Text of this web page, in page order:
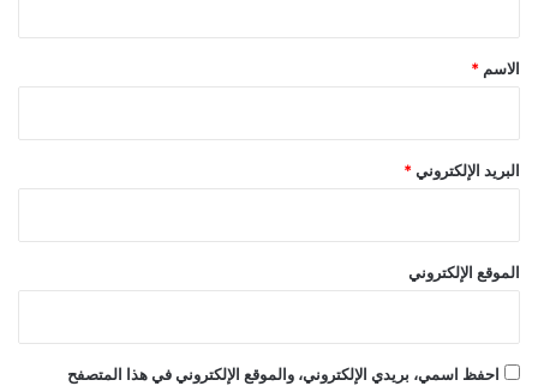
*
الاسم *
البريد الإلكتروني *
الموقع الإلكتروني
احفظ اسمي، بريدي الإلكتروني، والموقع الإلكتروني في هذا المتصفح